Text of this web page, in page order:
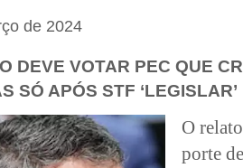
de 2024
DEVE VOTAR PEC QUE
SÓ APÓS STF ‘LEGISLAR’
O
porte